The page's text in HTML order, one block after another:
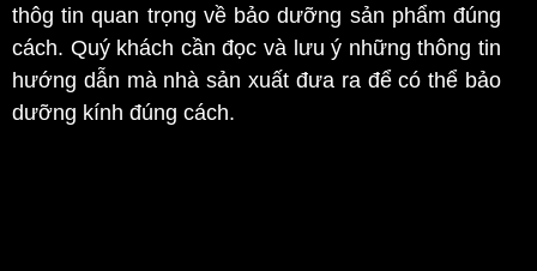
thôg tin quan trọng về bảo dưỡng sản phẩm đúng
cách. Quý khách cần đọc và lưu ý những thông tin
hướng dẫn mà nhà sản xuất đưa ra để có thể bảo
dưỡng kính đúng cách.